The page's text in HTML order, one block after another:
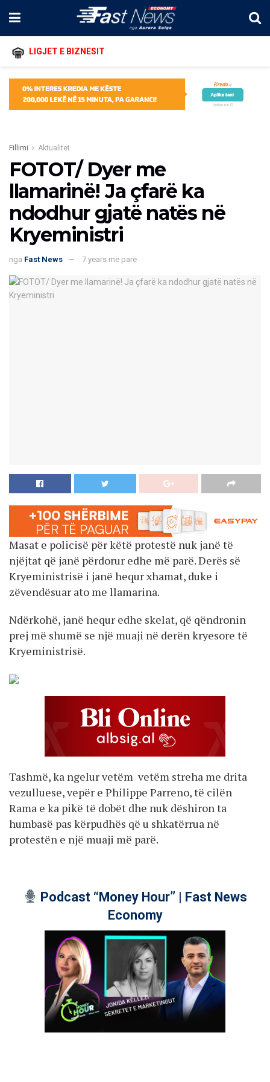
LIGJET E BIZNESIT
Fillimi Aktualitet
FOTOT/ Dyer me
llamarinë! Ja çfarë ka
ndodhur gjatë natës në
Kryeministri
nga Fast News 7 years më parë
Masat e policisë për këtë protestë nuk janë të
njëjtat që janë përdorur edhe më parë. Derës së
Kryeministrisë i janë hequr xhamat, duke i
zëvendësuar ato me llamarina.
Ndërkohë, janë hequr edhe skelat, që qëndronin
prej më shumë se një muaji në derën kryesore të
Kryeministrisë.
Tashmë, ka ngelur vetëm vetëm streha me drita
vezulluese, vepër e Philippe Parreno, të cilën
Rama e ka pikë të dobët dhe nuk dëshiron ta
humbasë pas kërpudhës që u shkatërrua në
protestën e një muaji më parë.
Podcast “Money Hour” | Fast News
Economy